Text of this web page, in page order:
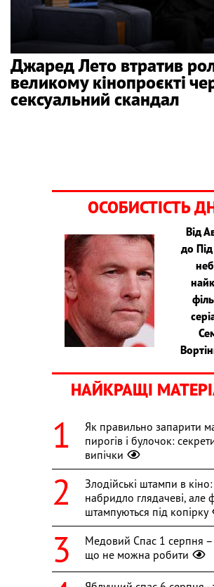
Джаред Лето втратив
великому кінопроєкті
сексуальний скандал
ОСОБИСТІСТЬ
Від
до
НАЙКРАЩІ
Як правильно запарити
пирогів і булочок:
випічки
Злодійські штампи в
набридло глядачеві, але
штампуються під копірку
Медовий Спас 1 серпня –
що не можна робити